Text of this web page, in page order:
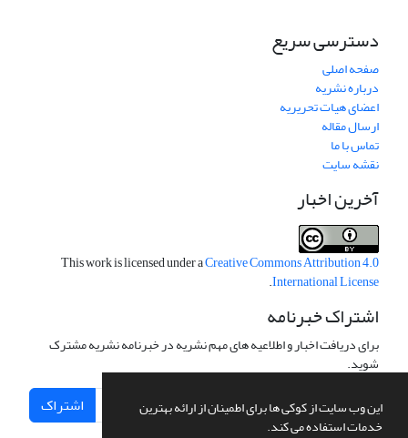
این وب سایت از کوکی ها برای اطمینان از ارائه بهترین
خدمات استفاده می کند.
دسترسی سریع
صفحه اصلی
درباره نشریه
اعضای هیات تحریریه
ارسال مقاله
تماس با ما
نقشه سایت
آخرین اخبار
This work is licensed under aCreative Commons Attribution 4.0
International License
.
اشتراک خبرنامه
برای دریافت اخبار و اطلاعیه های مهم نشریه در خبرنامه نشریه مشترک
شوید.
اشتراک